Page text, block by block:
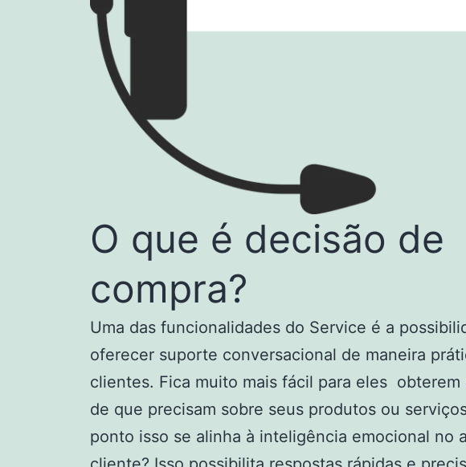
O que é decisão de
compra?
Uma das funcionalidades do Service é a
oferecer suporte conversacional de maneira
clientes. Fica muito mais fácil para eles obterem
de que precisam sobre seus produtos ou
ponto isso se alinha à inteligência emocional no